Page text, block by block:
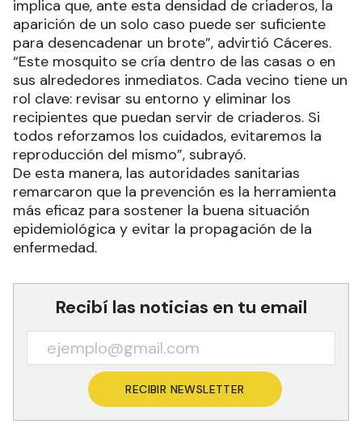
implica que, ante esta densidad de criaderos, la
aparición de un solo caso puede ser suficiente
para desencadenar un brote”, advirtió Cáceres.
“Este mosquito se cría dentro de las casas o en
sus alrededores inmediatos. Cada vecino tiene un
rol clave: revisar su entorno y eliminar los
recipientes que puedan servir de criaderos. Si
todos reforzamos los cuidados, evitaremos la
reproducción del mismo”, subrayó.
De esta manera, las autoridades sanitarias
remarcaron que la prevención es la herramienta
más eficaz para sostener la buena situación
epidemiológica y evitar la propagación de la
enfermedad.
Recibí las noticias en tu email
RECIBIR NEWSLETTER